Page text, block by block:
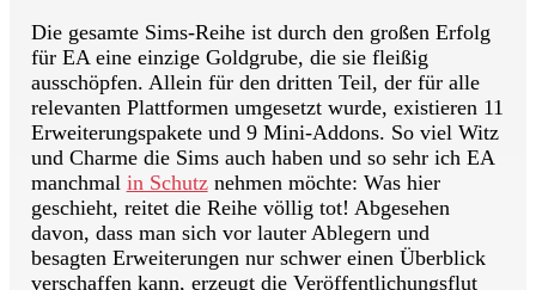
Die gesamte Sims-Reihe ist durch den großen Erfolg
für EA eine einzige Goldgrube, die sie fleißig
ausschöpfen. Allein für den dritten Teil, der für alle
relevanten Plattformen umgesetzt wurde, existieren 11
Erweiterungspakete und 9 Mini-Addons. So viel Witz
und Charme die Sims auch haben und so sehr ich EA
manchmal in Schutznehmen möchte: Was hier
geschieht, reitet die Reihe völlig tot! Abgesehen
davon, dass man sich vor lauter Ablegern und
besagten Erweiterungen nur schwer einen Überblick
verschaffen kann, erzeugt die Veröffentlichungsflut